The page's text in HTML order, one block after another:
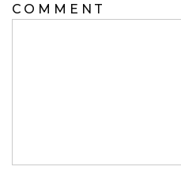
COMMENT